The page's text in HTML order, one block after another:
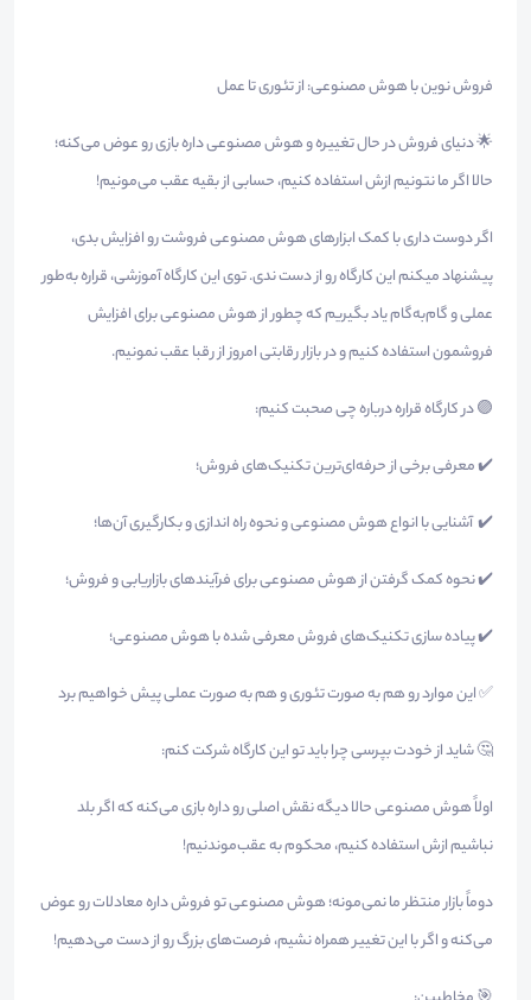
فروش نوین با هوش مصنوعی: از تئوری تا عمل
🌟 دنیای فروش در حال تغییره و هوش مصنوعی داره بازی رو عوض می‌کنه؛
حالا اگر ما نتونیم ازش استفاده کنیم، حسابی از بقیه عقب می‌مونیم!
اگر دوست داری با کمک ابزارهای هوش مصنوعی فروشت رو افزایش بدی،
پیشنهاد میکنم این کارگاه رو از دست ندی. توی این کارگاه آموزشی، قراره به‌طور
عملی و گام‌به‌گام یاد بگیریم که چطور از هوش مصنوعی برای افزایش
فروشمون استفاده کنیم و در بازار رقابتی امروز از رقبا عقب نمونیم.
🟣 در کارگاه قراره درباره چی صحبت کنیم:
✔️ معرفی برخی از حرفه‌ای‌ترین تکنیک‌های فروش؛
✔️ آشنایی با انواع هوش مصنوعی و نحوه راه اندازی و بکارگیری آن‌ها؛
✔️ نحوه کمک گرفتن از هوش مصنوعی برای فرآیندهای بازاریابی و فروش؛
✔️ پیاده سازی تکنیک‌های فروش معرفی شده با هوش مصنوعی؛
✅ این موارد رو هم به صورت تئوری و هم به صورت عملی پیش خواهیم برد
🤔 شاید از خودت بپرسی چرا باید تو این کارگاه شرکت کنم:
اولاً هوش مصنوعی حالا دیگه نقش اصلی رو داره بازی می‌کنه که اگر بلد
نباشیم ازش استفاده کنیم، محکوم به عقب‌موندنیم!
دوماً بازار منتظر ما نمی‌مونه؛ هوش مصنوعی تو فروش داره معادلات رو عوض
می‌کنه و اگر با این تغییر همراه نشیم، فرصت‌های بزرگ رو از دست می‌دهیم!